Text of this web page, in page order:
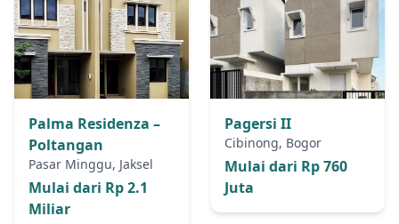
Palma Residenza –
Poltangan
Pasar Minggu, Jaksel
Mulai dari Rp 2.1
Miliar
Pagersi II
Cibinong, Bogor
Mulai dari Rp 760
Juta